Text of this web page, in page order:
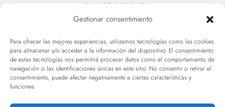
Gestionar consentimiento
Para ofrecer las mejores experiencias, utilizamos tecnologías como las cookies
para almacenar y/o acceder a la información del dispositivo. El consentimiento
de estas tecnologías nos permitirá procesar datos como el comportamiento de
navegación o las identificaciones únicas en este sitio. No consentir o retirar el
consentimiento, puede afectar negativamente a ciertas características y
funciones.
+34 627 885 947
INICIO PORTFOLIO
HOLA BLOG